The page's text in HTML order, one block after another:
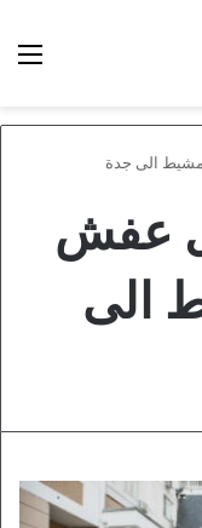
الى جدة
عفش
الى